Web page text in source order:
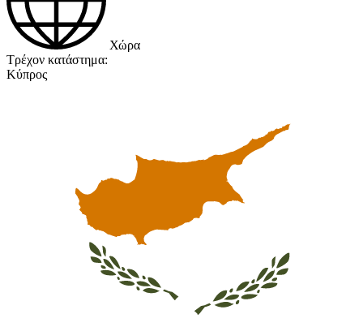
Χώρα
Τρέχον κατάστημα:
Κύπρος